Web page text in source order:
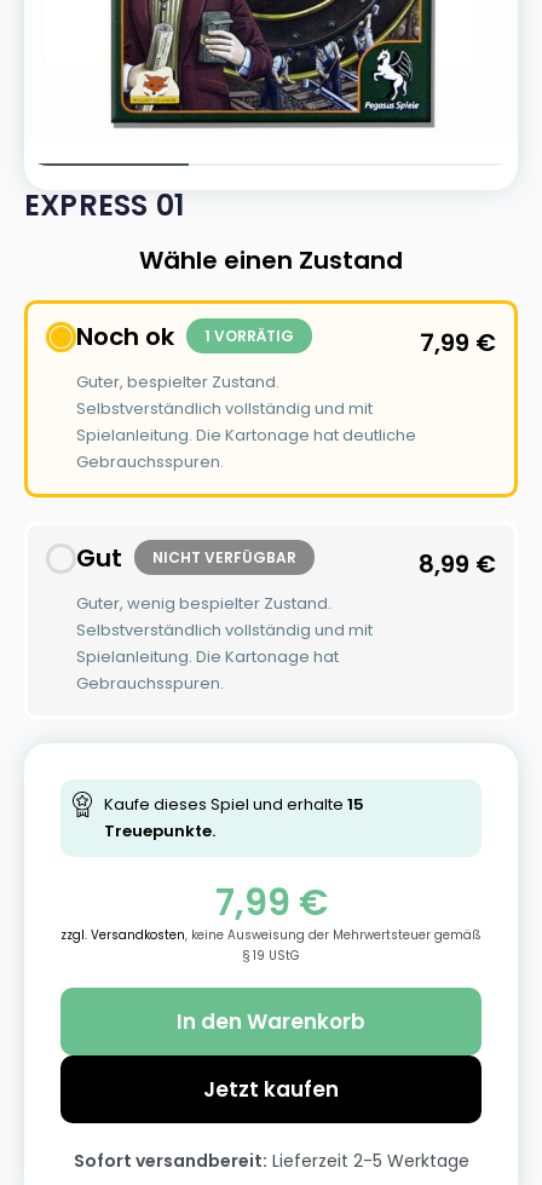
EXPRESS 01
Wähle einen Zustand
Noch ok 1 VORRÄTIG
Guter, bespielter Zustand.
Selbstverständlich vollständig und mit
Spielanleitung. Die Kartonage hat deutliche
Gebrauchsspuren.
7,99 €
Gut NICHT VERFÜGBAR
Guter, wenig bespielter Zustand.
Selbstverständlich vollständig und mit
Spielanleitung. Die Kartonage hat
Gebrauchsspuren.
8,99 €
Kaufe dieses Spiel und erhalte 15
Treuepunkte.
7,99 €
zzgl. Versandkosten, keine Ausweisung der Mehrwertsteuer gemäß
§ 19 UStG
In den Warenkorb
Jetzt kaufen
Sofort versandbereit: Lieferzeit 2-5 Werktage